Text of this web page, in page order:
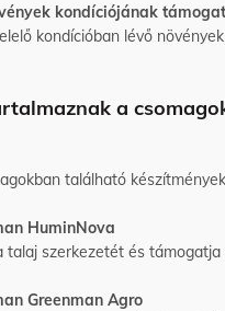
kondíciójának
kondícióban lévő
a
található
HuminNova
talaj szerkezetét és
Greenman Agro